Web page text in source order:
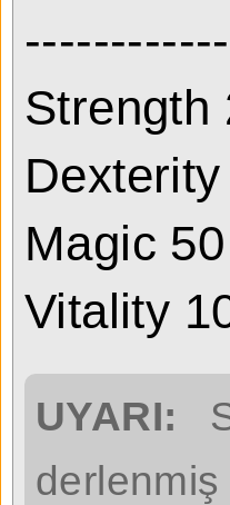
Strength
Magic
Vitality
UYARI: